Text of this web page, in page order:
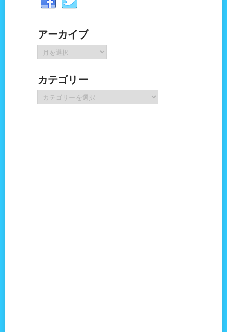
アーカイブ
ー
イ
ブ
カテゴリー
テ